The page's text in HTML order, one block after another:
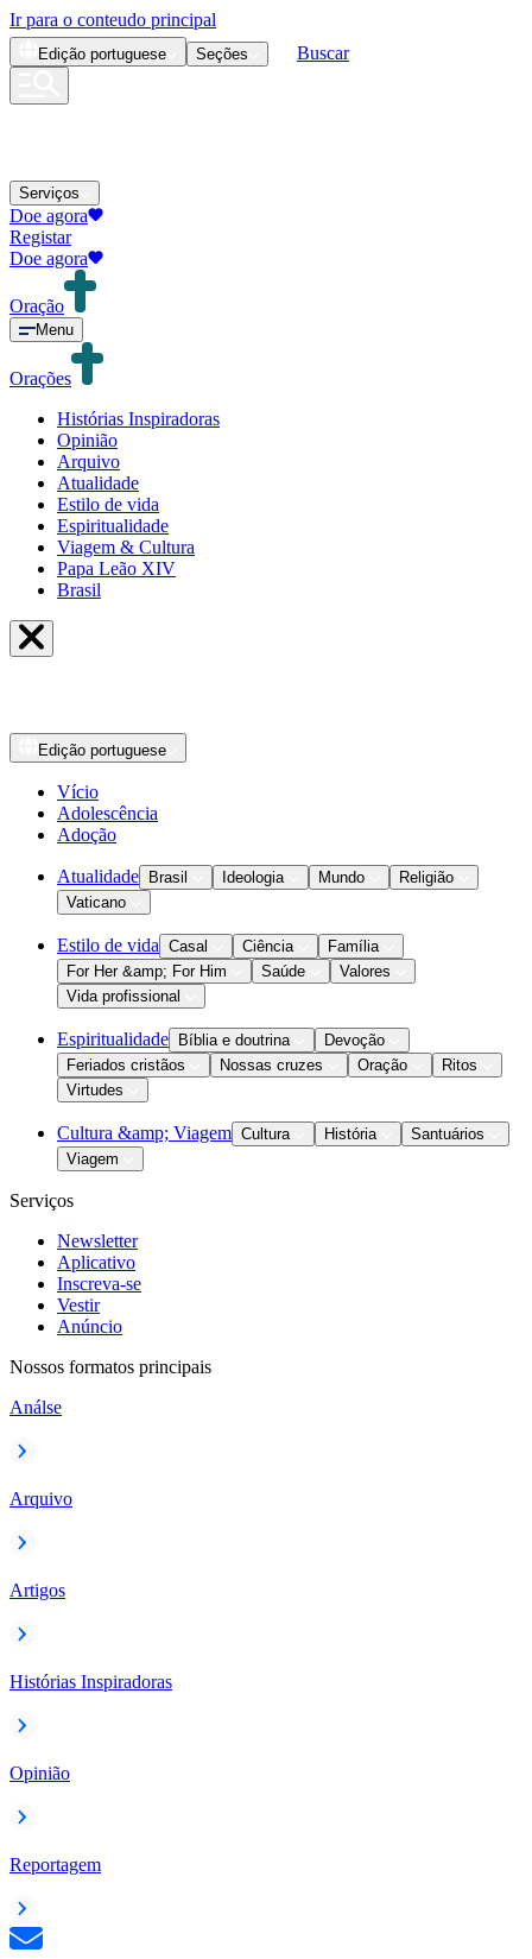
Ir para o conteudo principal
Edição portuguese Seções Buscar
Serviços
Doe agora
Registar
Doe agora
Oração
Menu
Orações
Histórias Inspiradoras
Opinião
Arquivo
Atualidade
Estilo de vida
Espiritualidade
Viagem & Cultura
Papa Leão XIV
Brasil
Edição portuguese
Vício
Adolescência
Adoção
Atualidade Brasil Ideologia Mundo
Religião
Vaticano
Estilo de vida Casal Ciência
Família
For Her &amp; For Him
Saúde
Valores
Vida profissional
Espiritualidade Bíblia e doutrina
Devoção
Feriados cristãos
Nossas cruzes Oração
Ritos
Virtudes
Cultura &amp; Viagem Cultura História
Santuários
Viagem
Serviços
Newsletter
Aplicativo
Inscreva-se
Vestir
Anúncio
Nossos formatos principais
Análse
Arquivo
Artigos
Histórias Inspiradoras
Opinião
Reportagem